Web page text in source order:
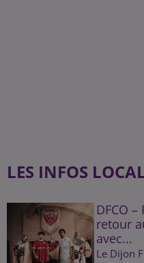
LES INFOS
DFCO
retour
avec...
Le Dijon